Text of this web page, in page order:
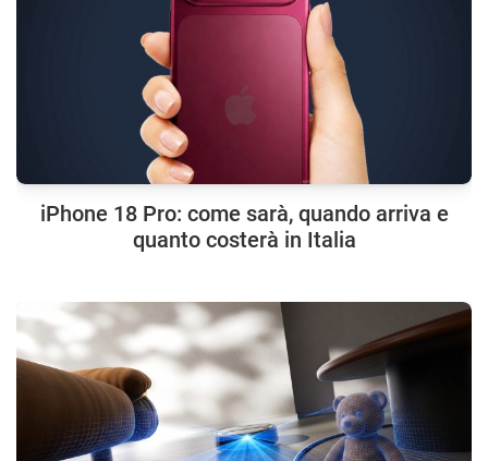
iPhone 18 Pro: come sarà, quando arriva e
quanto costerà in Italia